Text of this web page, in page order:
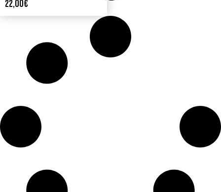
22,00€